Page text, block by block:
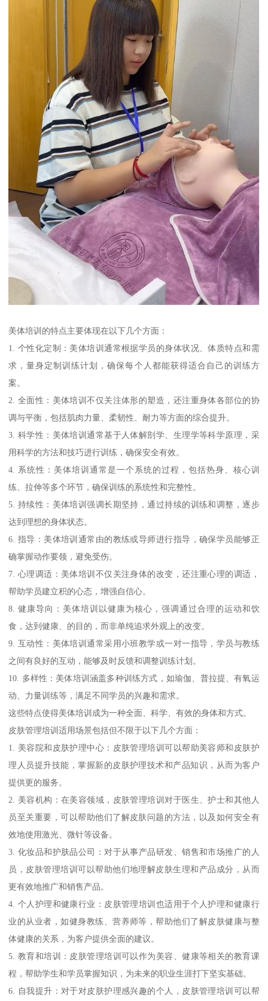
美体培训的特点主要体现在以下几个方面：
1. 个性化定制：美体培训通常根据学员的身体状况、体质特点和需
求，量身定制训练计划，确保每个人都能获得适合自己的训练方
案。
2. 全面性：美体培训不仅关注体形的塑造，还注重身体各部位的协
调与平衡，包括肌肉力量、柔韧性、耐力等方面的综合提升。
3. 科学性：美体培训通常基于人体解剖学、生理学等科学原理，采
用科学的方法和技巧进行训练，确保安全有效。
4. 系统性：美体培训通常是一个系统的过程，包括热身、核心训
练、拉伸等多个环节，确保训练的系统性和完整性。
5. 持续性：美体培训强调长期坚持，通过持续的训练和调整，逐步
达到理想的身体状态。
6. 指导：美体培训通常由的教练或导师进行指导，确保学员能够正
确掌握动作要领，避免受伤。
7. 心理调适：美体培训不仅关注身体的改变，还注重心理的调适，
帮助学员建立积的心态，增强自信心。
8. 健康导向：美体培训以健康为核心，强调通过合理的运动和饮
食，达到健康、的目的，而非单纯追求外观上的改变。
9. 互动性：美体培训通常采用小班教学或一对一指导，学员与教练
之间有良好的互动，能够及时反馈和调整训练计划。
10. 多样性：美体培训涵盖多种训练方式，如瑜伽、普拉提、有氧运
动、力量训练等，满足不同学员的兴趣和需求。
这些特点使得美体培训成为一种全面、科学、有效的身体和方式。
皮肤管理培训适用场景包括但不限于以下几个方面：
1. 美容院和皮肤护理中心：皮肤管理培训可以帮助美容师和皮肤护
理人员提升技能，掌握新的皮肤护理技术和产品知识，从而为客户
提供更的服务。
2. 美容机构：在美容领域，皮肤管理培训对于医生、护士和其他人
员至关重要，可以帮助他们了解皮肤问题的方法，以及如何安全有
效地使用激光、微针等设备。
3. 化妆品和护肤品公司：对于从事产品研发、销售和市场推广的人
员，皮肤管理培训可以帮助他们地理解皮肤生理和产品成分，从而
更有效地推广和销售产品。
4. 个人护理和健康行业：皮肤管理培训也适用于个人护理和健康行
业的从业者，如健身教练、营养师等，帮助他们了解皮肤健康与整
体健康的关系，为客户提供全面的建议。
5. 教育和培训：皮肤管理培训可以作为美容、健康等相关的教育课
程，帮助学生和学员掌握知识，为未来的职业生涯打下坚实基础。
6. 自我提升：对于对皮肤护理感兴趣的个人，皮肤管理培训可以帮